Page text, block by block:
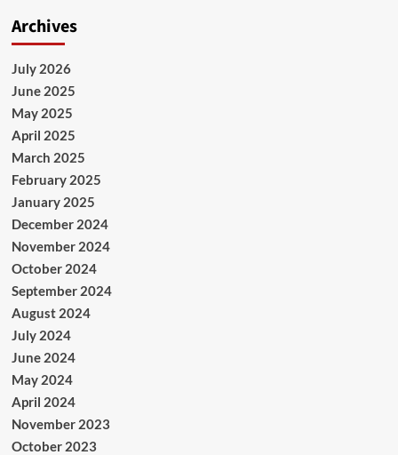
Archives
July 2026
June 2025
May 2025
April 2025
March 2025
February 2025
January 2025
December 2024
November 2024
October 2024
September 2024
August 2024
July 2024
June 2024
May 2024
April 2024
November 2023
October 2023